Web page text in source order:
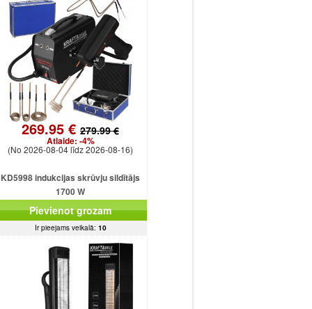
269.95 € 279.99 €
Atlaide: -4%
(No 2026-08-04 līdz 2026-08-16)
KD5998 indukcijas skrūvju sildītājs
1700 W
Pievienot grozam
Ir pieejams veikalā: 10